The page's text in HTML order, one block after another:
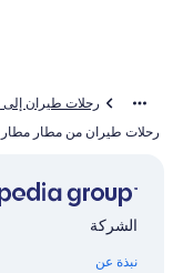
رحلات طيران إلى
رحلات طيران من مطار مطار
الشركة
نبذة عن